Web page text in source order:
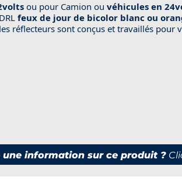
ou pour Camion ou véhicules en
feux de jour de bicolor blanc ou
réflecteurs sont conçus et travaillés pour
une information sur ce produit ?